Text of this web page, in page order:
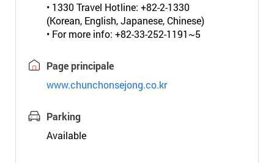
• 1330 Travel Hotline: +82-2-1330
(Korean, English, Japanese, Chinese)
• For more info: +82-33-252-1191~5
Page principale
www.chunchonsejong.co.kr
Parking
Available